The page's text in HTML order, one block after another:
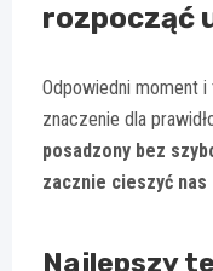
rozpocząć
Odpowiedni moment
znaczenie dla
posadzony bez
zacznie cieszyć
Najlepszy